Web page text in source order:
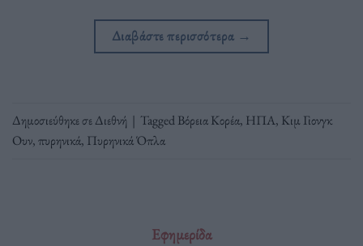
Διαβάστε περισσότερα →
Δημοσιεύθηκε σεΔιεθνή | TaggedΒόρεια Κορέα, ΗΠΑ, Κιμ Γιονγκ
Ουν,πυρηνικά, Πυρηνικά Όπλα
Εφημερίδα